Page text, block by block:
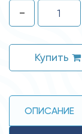
-
Купить
ОПИСАНИЕ